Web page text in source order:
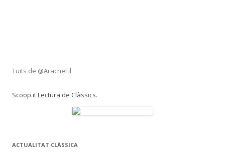
Tuits de @AracneFil
Scoop.it Lectura de Clàssics.
ACTUALITAT CLÀSSICA